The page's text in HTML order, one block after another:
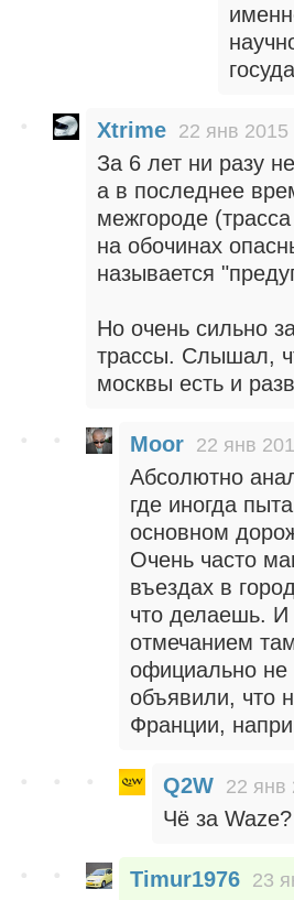
Xtrime 22 янв
За 6 лет ни разу
а в последнее
межгороде
на обочинах
называется
Но очень сильно
трассы. Слышал,
москвы есть и
Moor 22 янв
Абсолютно
где иногда
основном
Очень часто
въездах в
что делаешь. И
отмечанием
официально
объявили, что
Франции,
Q2W 22 янв
Чё за Waze?
Timur1976 23